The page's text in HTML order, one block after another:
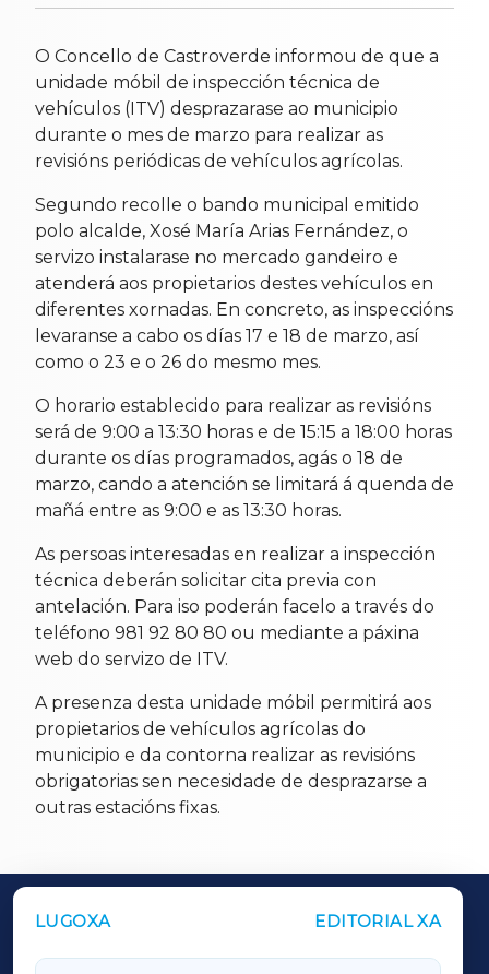
O Concello de Castroverde informou de que a
unidade móbil de inspección técnica de
vehículos (ITV) desprazarase ao municipio
durante o mes de marzo para realizar as
revisións periódicas de vehículos agrícolas.
Segundo recolle o bando municipal emitido
polo alcalde, Xosé María Arias Fernández, o
servizo instalarase no mercado gandeiro e
atenderá aos propietarios destes vehículos en
diferentes xornadas. En concreto, as inspeccións
levaranse a cabo os días 17 e 18 de marzo, así
como o 23 e o 26 do mesmo mes.
O horario establecido para realizar as revisións
será de 9:00 a 13:30 horas e de 15:15 a 18:00 horas
durante os días programados, agás o 18 de
marzo, cando a atención se limitará á quenda de
mañá entre as 9:00 e as 13:30 horas.
As persoas interesadas en realizar a inspección
técnica deberán solicitar cita previa con
antelación. Para iso poderán facelo a través do
teléfono 981 92 80 80 ou mediante a páxina
web do servizo de ITV.
A presenza desta unidade móbil permitirá aos
propietarios de vehículos agrícolas do
municipio e da contorna realizar as revisións
obrigatorias sen necesidade de desprazarse a
outras estacións fixas.
LUGOXA EDITORIAL XA
OUTROS PERIÓDICOS